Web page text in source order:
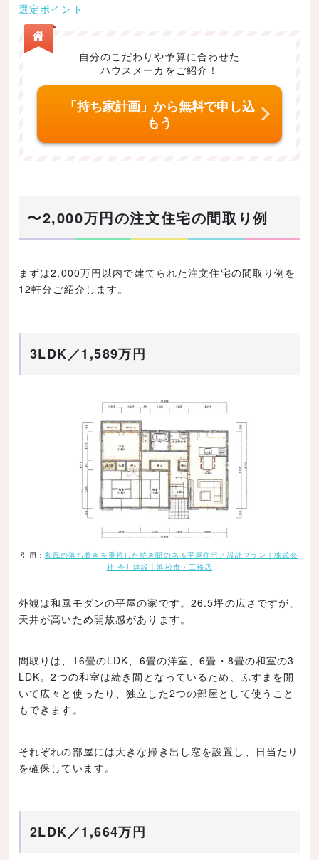
2階建てなら総2階がおすすめ
部屋数を少なくする
階段を箱階段に
水回りは一箇所にまとめる
ウォークインクローゼットを活用
注文住宅の間取り決めで考えておきたいポイント
家具や家電の配置
まとめ
記事の内容まとめ
選定ポイント
自分のこだわりや予算に合わせた
ハウスメーカをご紹介！
「持ち家計画」から無料で申し込
もう
〜2,000万円の注文住宅の間取り例
まずは2,000万円以内で建てられた注文住宅の間取り例を
12軒分ご紹介します。
3LDK／1,589万円
引用： 和風の落ち着きを重視した続き間のある平屋住宅／設計プラン｜株式会
社 今井建設｜浜松市・工務店
外観は和風モダンの平屋の家です。26.5坪の広さですが、
天井が高いため開放感があります。
間取りは、16畳のLDK、6畳の洋室、6畳・8畳の和室の3
LDK。2つの和室は続き間となっているため、ふすまを開
いて広々と使ったり、独立した2つの部屋として使うこと
もできます。
それぞれの部屋には大きな掃き出し窓を設置し、日当たり
を確保しています。
2LDK／1,664万円